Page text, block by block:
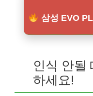
삼성 EVO
인식 안될
하세요!